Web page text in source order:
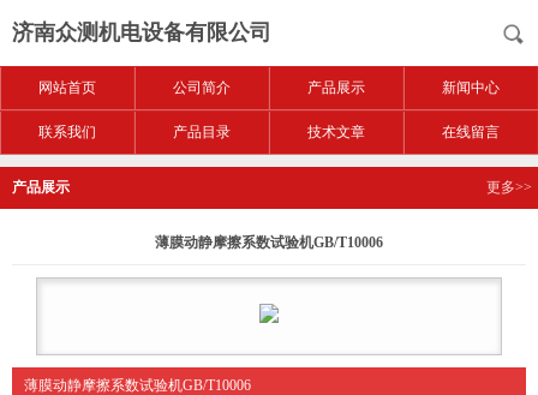
济南众测机电设备有限公司
网站首页 公司简介 产品展示 新闻中心
联系我们 产品目录 技术文章 在线留言
产品展示 更多>>
薄膜动静摩擦系数试验机GB/T10006
薄膜动静摩擦系数试验机GB/T10006